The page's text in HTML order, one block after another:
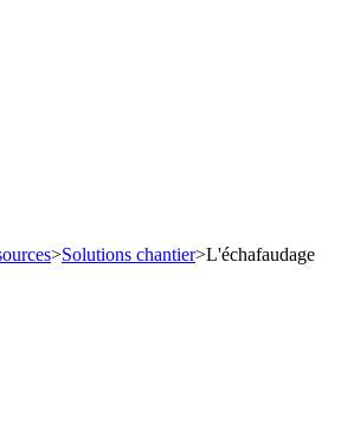
>Solutions chantier>L'échafaudage